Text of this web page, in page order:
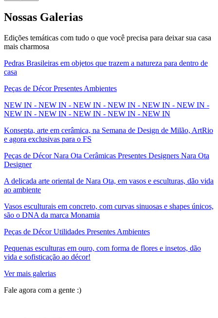
Nossas Galerias
Edições temáticas com tudo o que você precisa para deixar sua casa
mais charmosa
Pedras Brasileiras em objetos que trazem a natureza para dentro de
casa
Peças de Décor Presentes Ambientes
NEW IN - NEW IN - NEW IN - NEW IN - NEW IN - NEW IN -
NEW IN - NEW IN - NEW IN - NEW IN - NEW IN
Konsepta, arte em cerâmica, na Semana de Design de Milão, ArtRio
e agora exclusivas para o FS
Peças de Décor Nara Ota Cerâmicas Presentes Designers Nara Ota
Designer
A delicada arte oriental de Nara Ota, em vasos e esculturas, dão vida
ao ambiente
Vasos esculturais em concreto, com curvas sinuosas e shapes únicos,
são o DNA da marca Monamia
Peças de Décor Utilidades Presentes Ambientes
Pequenas esculturas em ouro, com forma de flores e insetos, dão
vida e sofisticação ao décor!
Ver mais galerias
Fale agora com a gente :)